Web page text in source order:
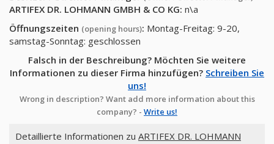
ARTIFEX DR. LOHMANN GMBH & CO KG: n\a
Öffnungszeiten (opening hours): Montag-Freitag: 9-20,
samstag-Sonntag: geschlossen
Falsch in der Beschreibung? Möchten Sie weitere
Informationen zu dieser Firma hinzufügen? Schreiben Sie
uns!
Wrong in description? Want add more information about this
company? - Write us!
Detaillierte Informationen zu ARTIFEX DR. LOHMANN